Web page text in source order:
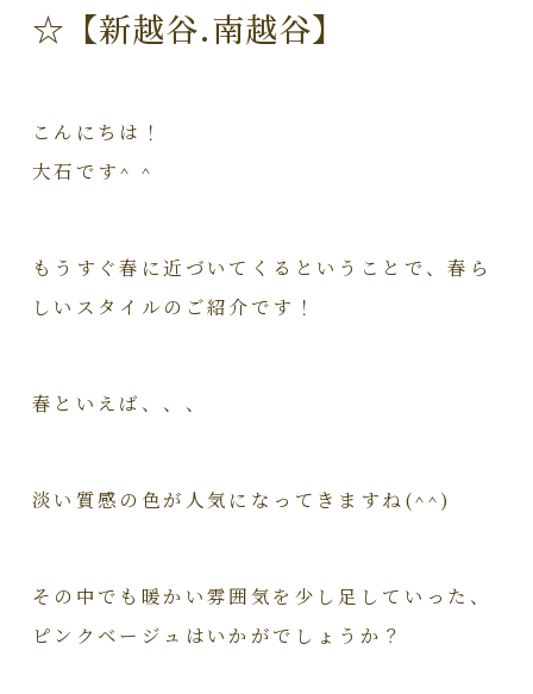
☆【新越谷.南越谷】
こんにちは！
大石です^ ^
もうすぐ春に近づいてくるということで、春ら
しいスタイルのご紹介です！
春といえば、、、
淡い質感の色が人気になってきますね(^^)
その中でも暖かい雰囲気を少し足していった、
ピンクベージュはいかがでしょうか？